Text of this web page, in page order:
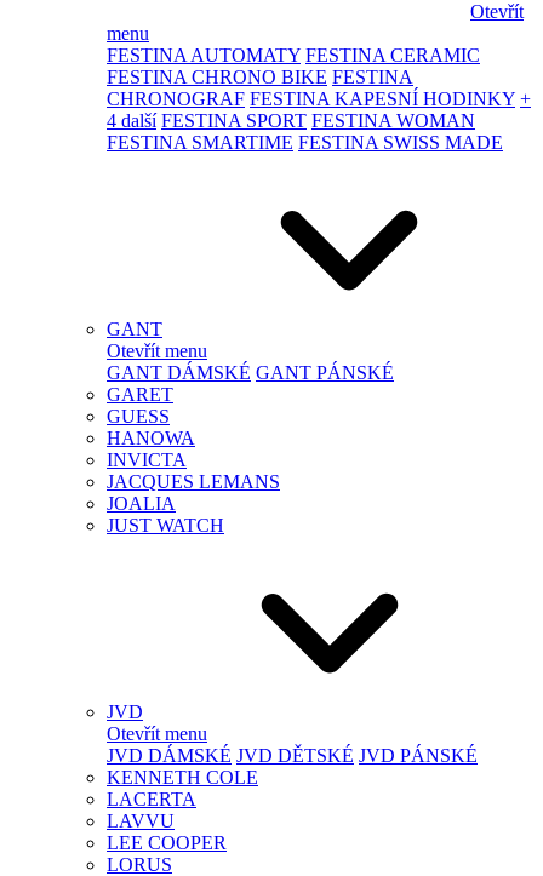
Otevřít
menu
FESTINA AUTOMATY FESTINA CERAMIC
FESTINA CHRONO BIKE FESTINA
CHRONOGRAF FESTINA KAPESNÍ HODINKY +
4 další FESTINA SPORT FESTINA WOMAN
FESTINA SMARTIME FESTINA SWISS MADE
GANT
Otevřít menu
GANT DÁMSKÉ GANT PÁNSKÉ
GARET
GUESS
HANOWA
INVICTA
JACQUES LEMANS
JOALIA
JUST WATCH
JVD
Otevřít menu
JVD DÁMSKÉ JVD DĚTSKÉ JVD PÁNSKÉ
KENNETH COLE
LACERTA
LAVVU
LEE COOPER
LORUS